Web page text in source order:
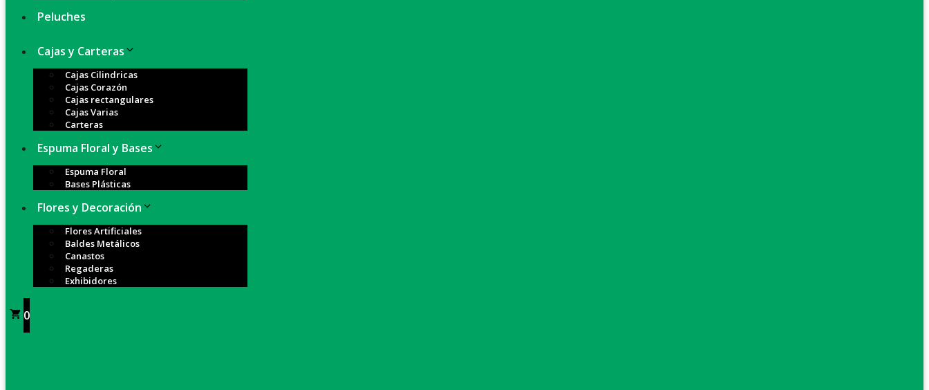
Peluches
Cajas y Carteras
Cajas Cilindricas
Cajas Corazón
Cajas rectangulares
Cajas Varias
Carteras
Espuma Floral y Bases
Espuma Floral
Bases Plásticas
Flores y Decoración
Flores Artificiales
Baldes Metálicos
Canastos
Regaderas
Exhibidores
0